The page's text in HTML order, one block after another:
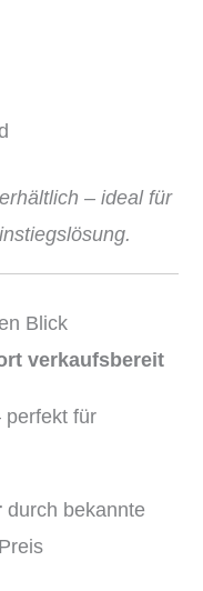
– ideal für
Blick
verkaufsbereit
perfekt für
durch bekannte